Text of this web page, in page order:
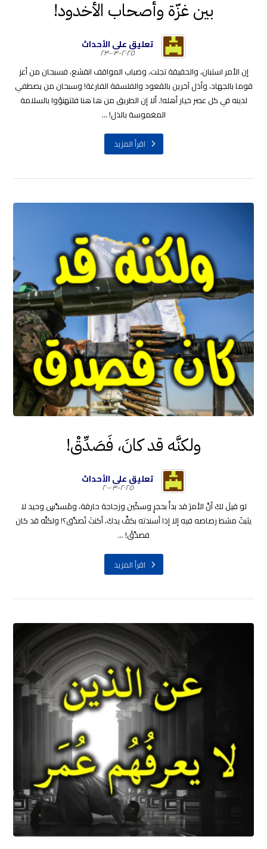
بين غزّة وأصحاب الأخدود!
تعليق على الأحداث
٢٠٢٥-٠٣-٢٣
إن الأمر استبان، والحقيقة تجلت، وضباب المواقف انقشع، فسبحان من أعز
قوما بالجهاد، وأذل آخرين بالقعود والفلسفة الفارغة! وسبحان من يصطفي
لدينه في كل عصر خيار أهله!. ألا إن الطريق من ها هنا فلتهنؤوا بالسلامة
المغموسة بالذل! ...
اقرأ المزيد
ولكنَّه قد كانَ، فَصَدِّقْ!
تعليق على الأحداث
٢٠٢٥-٠٣-٢٠
لو قيلَ لكَ أنَّ الأمرَ قد بدأَ بحجرٍ وسكّين وزجاجة حارقة، ومُسدَّسٍ وحيد لا
يثبتُ مشط رصاصه فيه إلا إذا أسندته بكفِّ يدكَ، أكنتَ تُصدِّق؟! ولكنَّه قد كان
فصدِّقْ! ...
اقرأ المزيد